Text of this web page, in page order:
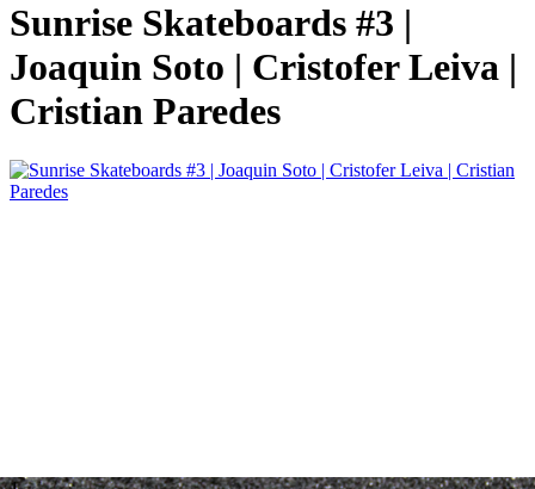
Sunrise Skateboards #3 |
Joaquin Soto | Cristofer Leiva |
Cristian Paredes